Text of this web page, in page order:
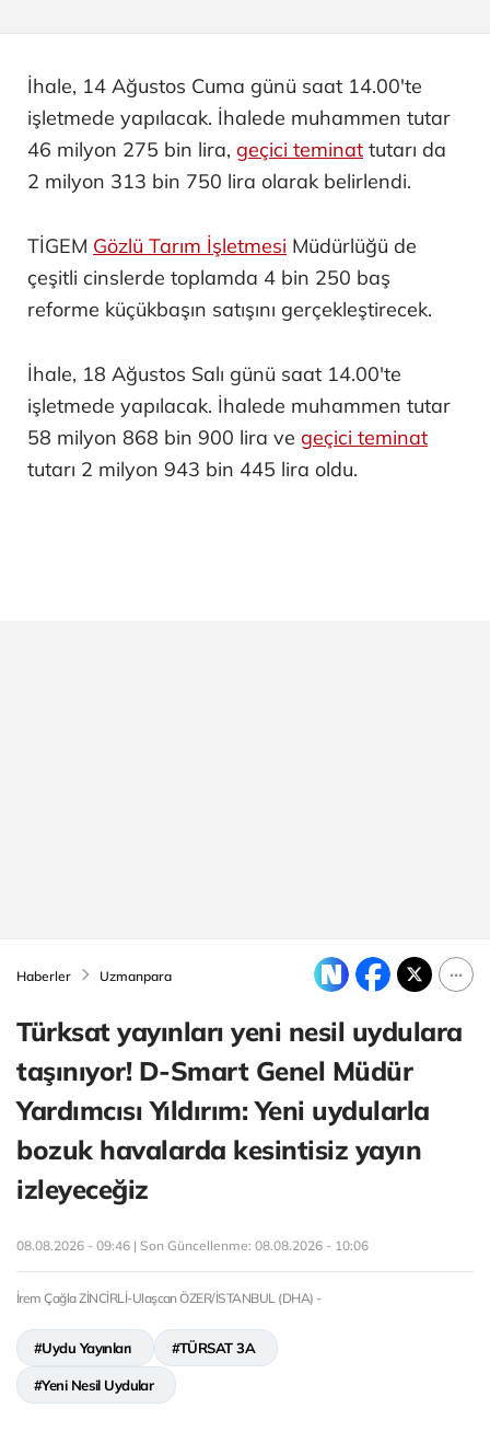
İhale, 14 Ağustos Cuma günü saat 14.00'te
işletmede yapılacak. İhalede muhammen tutar
46 milyon 275 bin lira, geçici teminat tutarı da
2 milyon 313 bin 750 lira olarak belirlendi.
TİGEM Gözlü Tarım İşletmesi Müdürlüğü de
çeşitli cinslerde toplamda 4 bin 250 baş
reforme küçükbaşın satışını gerçekleştirecek.
İhale, 18 Ağustos Salı günü saat 14.00'te
işletmede yapılacak. İhalede muhammen tutar
58 milyon 868 bin 900 lira ve geçici teminat
tutarı 2 milyon 943 bin 445 lira oldu.
Haberler Uzmanpara
Türksat yayınları yeni nesil uydulara
taşınıyor! D-Smart Genel Müdür
Yardımcısı Yıldırım: Yeni uydularla
bozuk havalarda kesintisiz yayın
izleyeceğiz
08.08.2026 - 09:46 | Son Güncellenme: 08.08.2026 - 10:06
İrem Çağla ZİNCİRLİ-Ulaşcan ÖZER/İSTANBUL (DHA) -
#Uydu Yayınları #TÜRSAT 3A
#Yeni Nesil Uydular